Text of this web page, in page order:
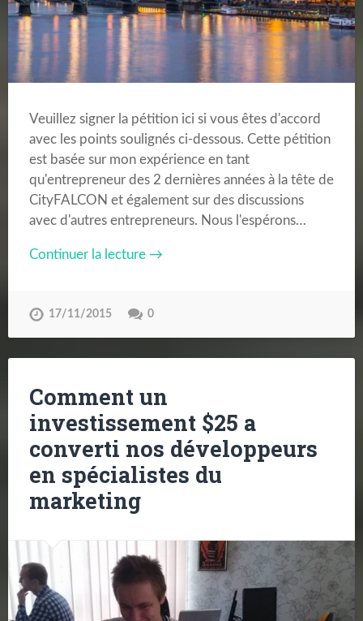
Veuillez signer la pétition ici si vous êtes d'accord
avec les points soulignés ci-dessous. Cette pétition
est basée sur mon expérience en tant
qu'entrepreneur des 2 dernières années à la tête de
CityFALCON et également sur des discussions
avec d'autres entrepreneurs. Nous l'espérons…
Continuer la lecture →
17/11/2015 0
Comment un
investissement $25 a
converti nos développeurs
en spécialistes du
marketing